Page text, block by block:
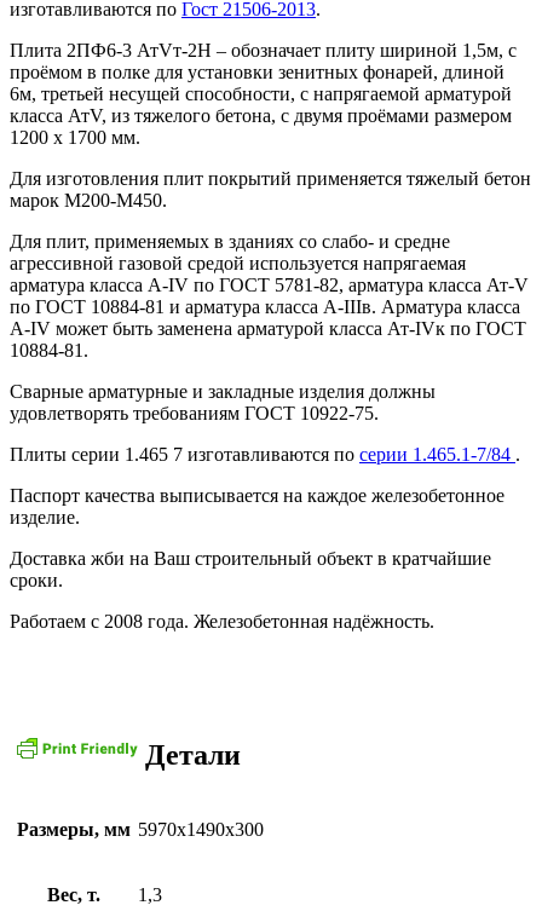
изготавливаются по Гост 21506-2013.
Плита 2ПФ6-3 АтVт-2Н – обозначает плиту шириной 1,5м, с
проёмом в полке для установки зенитных фонарей, длиной
6м, третьей несущей способности, с напрягаемой арматурой
класса АтV, из тяжелого бетона, с двумя проёмами размером
1200 х 1700 мм.
Для изготовления плит покрытий применяется тяжелый бетон
марок М200-М450.
Для плит, применяемых в зданиях со слабо- и средне
агрессивной газовой средой используется напрягаемая
арматура класса А-IV по ГОСТ 5781-82, арматура класса Ат-V
по ГОСТ 10884-81 и арматура класса А-IIIв. Арматура класса
А-IV может быть заменена арматурой класса Ат-IVк по ГОСТ
10884-81.
Сварные арматурные и закладные изделия должны
удовлетворять требованиям ГОСТ 10922-75.
Плиты серии 1.465 7 изготавливаются по серии 1.465.1-7/84 .
Паспорт качества выписывается на каждое железобетонное
изделие.
Доставка жби на Ваш строительный объект в кратчайшие
сроки.
Работаем с 2008 года. Железобетонная надёжность.
Детали
Размеры, мм 5970х1490х300
Вес, т. 1,3